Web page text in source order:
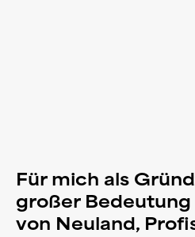
Für mich als
großer
von Neuland,
Unsere Projekte